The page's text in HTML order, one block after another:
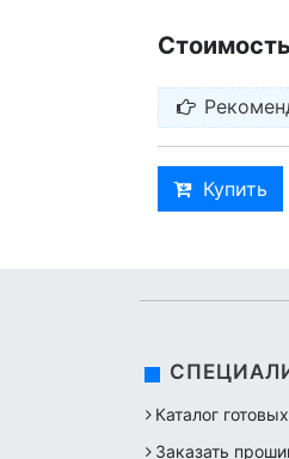
Купить
Каталог
Заказать